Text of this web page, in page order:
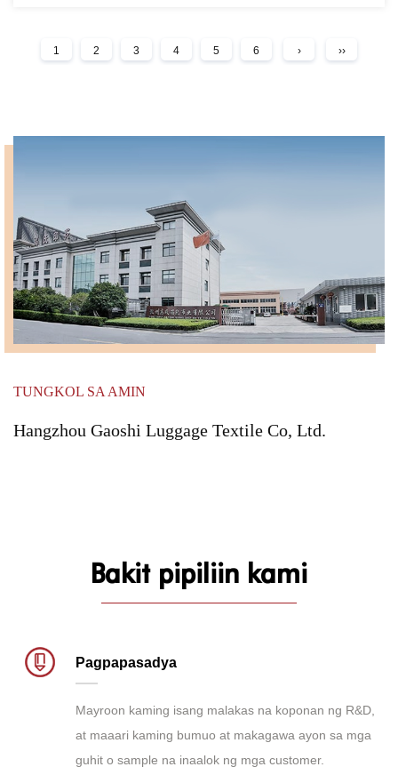
1 2 3 4 5 6 › ››
TUNGKOL SA AMIN
Hangzhou Gaoshi Luggage Textile Co, Ltd.
Bakit pipiliin kami
Pagpapasadya
Mayroon kaming isang malakas na koponan ng R&D,
at maaari kaming bumuo at makagawa ayon sa mga
guhit o sample na inaalok ng mga customer.